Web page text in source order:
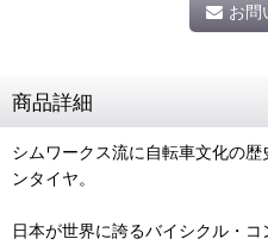
お問
商品詳細
シムワークス流に自転車文化の
ンタイヤ。
日本が世界に誇るバイシクル・